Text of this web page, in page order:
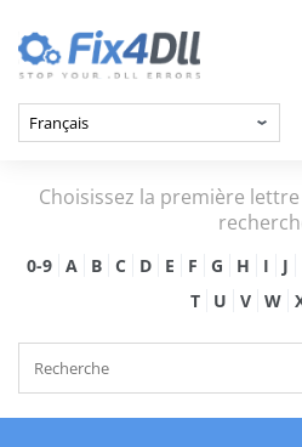
Choisissez la première
0-9 A B C D E F G H I J
T
U V W